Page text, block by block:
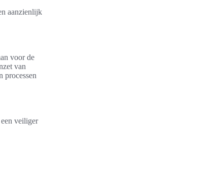
aanzienlijk
voor de
van
processen
veiliger